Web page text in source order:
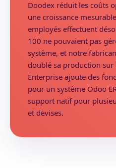
Doodex réduit les coûts
une croissance
employés effectuent
100 ne pouvaient pas
système, et notre
doublé sa production
Enterprise ajoute des
pour un système Odoo
support natif pour
et devises.